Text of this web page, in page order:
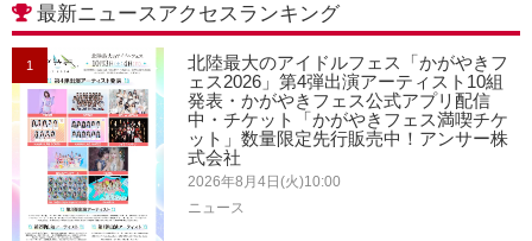
最新ニュースアクセスランキング
1
北陸最大のアイドルフェス「かがやきフ
ェス2026」第4弾出演アーティスト10組
発表・かがやきフェス公式アプリ配信
中・チケット「かがやきフェス満喫チケ
ット」数量限定先行販売中！アンサー株
式会社
2026年8月4日(火)10:00
ニュース